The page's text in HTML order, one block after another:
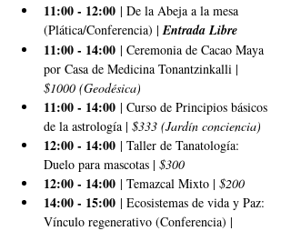
11:00 - 12:00 | De la Abeja a la mesa
(Plática/Conferencia) | Entrada Libre
11:00 - 14:00 | Ceremonia de Cacao Maya
por Casa de Medicina Tonantzinkalli |
$1000 (Geodésica)
11:00 - 14:00 | Curso de Principios básicos
de la astrología | $333 (Jardín conciencia)
12:00 - 14:00 | Taller de Tanatología:
Duelo para mascotas | $300
12:00 - 14:00 | Temazcal Mixto | $200
14:00 - 15:00 | Ecosistemas de vida y Paz:
Vínculo regenerativo (Conferencia) |